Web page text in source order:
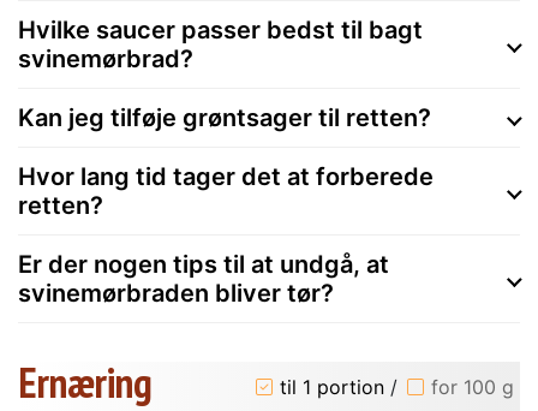
Hvilke saucer passer bedst til bagt
svinemørbrad?
Kan jeg tilføje grøntsager til retten?
Hvor lang tid tager det at forberede
retten?
Er der nogen tips til at undgå, at
svinemørbraden bliver tør?
Ernæring til 1 portion / for 100 g